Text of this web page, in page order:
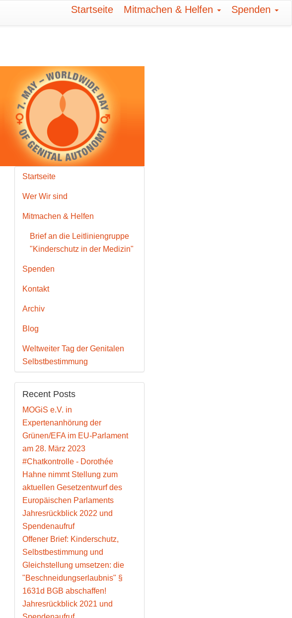
Startseite Mitmachen & Helfen Spenden
Startseite
Wer Wir sind
Mitmachen & Helfen
Brief an die Leitliniengruppe
"Kinderschutz in der Medizin"
Spenden
Kontakt
Archiv
Blog
Weltweiter Tag der Genitalen
Selbstbestimmung
Recent Posts
MOGiS e.V. in
Expertenanhörung der
Grünen/EFA im EU-Parlament
am 28. März 2023
#Chatkontrolle - Dorothée
Hahne nimmt Stellung zum
aktuellen Gesetzentwurf des
Europäischen Parlaments
Jahresrückblick 2022 und
Spendenaufruf
Offener Brief: Kinderschutz,
Selbstbestimmung und
Gleichstellung umsetzen: die
"Beschneidungserlaubnis" §
1631d BGB abschaffen!
Jahresrückblick 2021 und